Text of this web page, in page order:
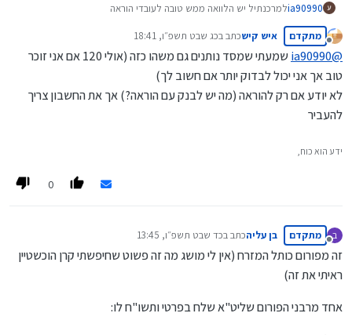
ia90990למרכנתיל יש הלוואה ממש טובה לעובדי הוראה
הם נותנים גם סכום של 100 אלף ש"ח
בתנאים של פריים +0.4 שזה ממש בחינם היום..
מנותק
מתקדם איש קישכתב בכג שבט תשפ״ו, 18:41
נערך לאחרונה על ידי
@
ia90990
שמעתי שמסד נותנים גם משהו כזה (אולי 120 אם אני זוכר
טוב אך אני יכול לבדוק יותר אם חשוב לך)
לא יודע אם רק להוראה (מה יש לבנק עם הוראה?) אך את החשבון צריך
להעביר
ידע הוא כוח,
0
ב
מנותק
מתקדם בן עליהכתב בכד שבט תשפ״ו, 13:45
נערך לאחרונה על ידי
זה מפורום כותל המזרח (אין לי מושג מה זה פשוט שחיפשתי קרן הוכשטיין
ראיתי את זה)
אחד מרבני הפורום שליט"א שלח בפרטי ותשו"ח לו: